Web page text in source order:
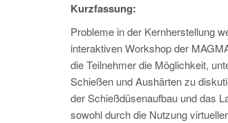
Kurzfassung:
Probleme in der Kernherstellung
interaktiven Workshop der
die Teilnehmer die Möglichkeit,
Schießen und Aushärten zu
der Schießdüsenaufbau und das
sowohl durch die Nutzung